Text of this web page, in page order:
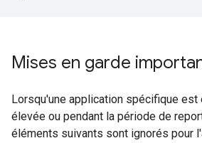
Mises en garde
Lorsqu'une application spécifique est
élevée ou pendant la période de
éléments suivants sont ignorés pour